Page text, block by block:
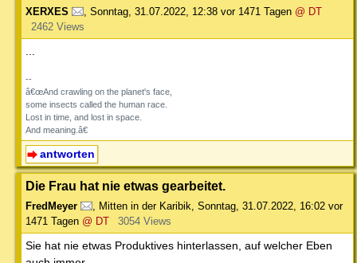
XERXES , Sonntag, 31.07.2022, 12:38 vor 1471 Tagen @ DT
2462 Views
...
--
â€œAnd crawling on the planet's face,
some insects called the human race.
Lost in time, and lost in space.
And meaning.â€
antworten
Die Frau hat nie etwas gearbeitet.
FredMeyer , Mitten in der Karibik, Sonntag, 31.07.2022, 16:02 vor
1471 Tagen @ DT 3054 Views
Sie hat nie etwas Produktives hinterlassen, auf welcher Eben